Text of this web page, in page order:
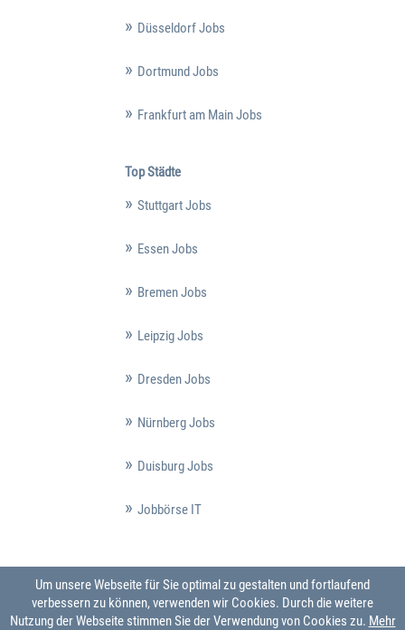
Düsseldorf Jobs
Dortmund Jobs
Frankfurt am Main Jobs
Top Städte
Stuttgart Jobs
Essen Jobs
Bremen Jobs
Leipzig Jobs
Dresden Jobs
Nürnberg Jobs
Duisburg Jobs
Jobbörse IT
Um unsere Webseite für Sie optimal zu gestalten und fortlaufend
verbessern zu können, verwenden wir Cookies. Durch die weitere
Nutzung der Webseite stimmen Sie der Verwendung von Cookies zu. Mehr